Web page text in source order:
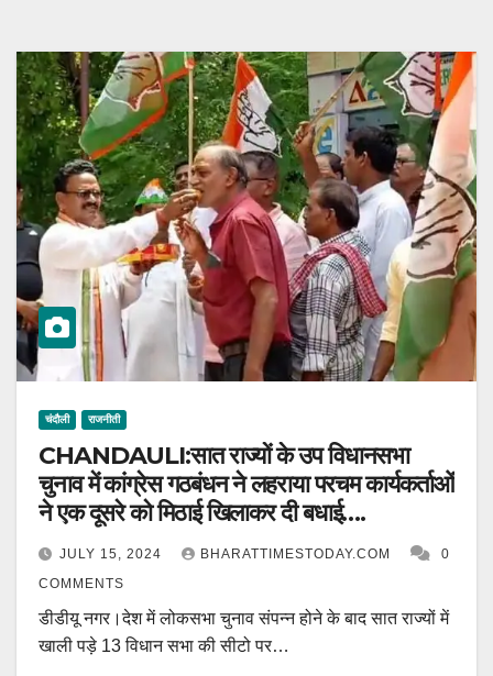
चंदौली राजनीती
CHANDAULI:सात राज्यों के उप विधानसभा
चुनाव में कांग्रेस गठबंधन ने लहराया परचम कार्यकर्ताओं
ने एक दूसरे को मिठाई खिलाकर दी बधाई….
JULY 15, 2024 BHARATTIMESTODAY.COM
0
COMMENTS
डीडीयू नगर।देश में लोकसभा चुनाव संपन्न होने के बाद सात राज्यों में
खाली पड़े 13 विधान सभा की सीटो पर…